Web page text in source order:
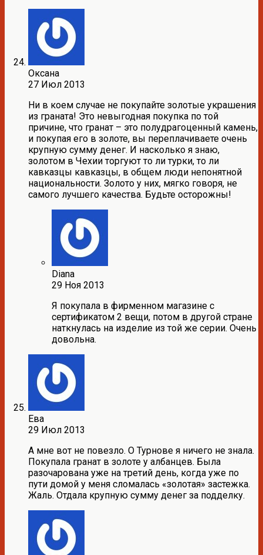
Оксана
27 Июл 2013
Ни в коем случае не покупайте золотые украшения
из граната! Это невыгодная покупка по той
причине, что гранат – это полудрагоценный камень,
и покупая его в золоте, вы переплачиваете очень
крупную сумму денег. И насколько я знаю,
золотом в Чехии торгуют то ли турки, то ли
кавказцы кавказцы, в общем люди непонятной
национальности. Золото у них, мягко говоря, не
самого лучшего качества. Будьте осторожны!
Diana
29 Ноя 2013
Я покупала в фирменном магазине с
сертификатом 2 вещи, потом в другой стране
наткнулась на изделие из той же серии. Очень
довольна.
Ева
29 Июл 2013
А мне вот не повезло. О Турнове я ничего не знала.
Покупала гранат в золоте у албанцев. Была
разочарована уже на третий день, когда уже по
пути домой у меня сломалась «золотая» застежка.
Жаль. Отдала крупную сумму денег за подделку.